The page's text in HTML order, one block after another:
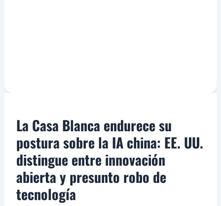
La Casa Blanca endurece su
postura sobre la IA china: EE. UU.
distingue entre innovación
abierta y presunto robo de
tecnología